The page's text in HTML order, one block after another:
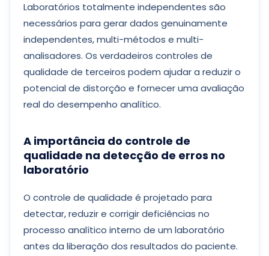
Laboratórios totalmente independentes são
necessários para gerar dados genuinamente
independentes, multi-métodos e multi-
analisadores. Os verdadeiros controles de
qualidade de terceiros podem ajudar a reduzir o
potencial de distorção e fornecer uma avaliação
real do desempenho analítico.
A importância do controle de
qualidade na detecção de erros no
laboratório
O controle de qualidade é projetado para
detectar, reduzir e corrigir deficiências no
processo analítico interno de um laboratório
antes da liberação dos resultados do paciente.